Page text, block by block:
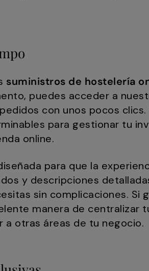
suministros de hostelería
puedes acceder a
con unos pocos clics.
para gestionar tu
online.
para que la
y descripciones
sin complicaciones. Si
manera de centralizar
otras áreas de tu negocio.